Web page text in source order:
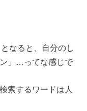
となると、自分のし
」…ってな感じで
索するワードは人